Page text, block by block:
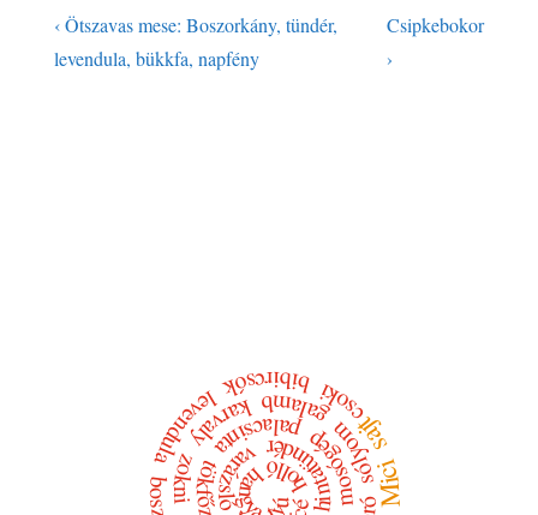
‹ Ötszavas mese: Boszorkány, tündér,
levendula, bükkfa, napfény
Csipkebokor
›
Mici
sajt
csoki
bibircsók
levendula sólyom
galamb
karvaly
zokni mosógép
palacsinta
hintatündér
varázslóholló
hangya